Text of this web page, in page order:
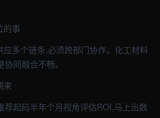
的事
多个链条,必须跨部门协作。化工材料
同融合不畅。
来
荐起码半年个月视角评估ROI,马上出数